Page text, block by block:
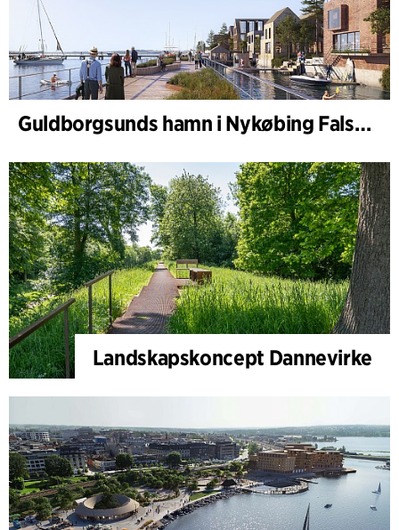
Guldborgsunds hamn i Nykøbing Falster
Landskapskoncept Dannevirke